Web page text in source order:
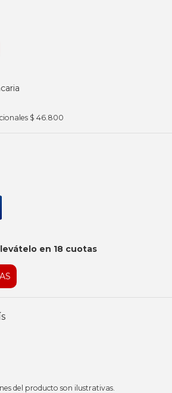
$ 46.800
en 18 cuotas
del producto son ilustrativas.